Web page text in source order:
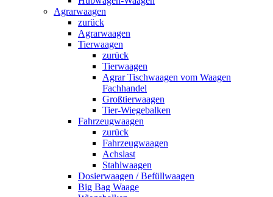
Agrarwaagen
zurück
Agrarwaagen
Tierwaagen
zurück
Tierwaagen
Agrar Tischwaagen vom Waagen
Fachhandel
Großtierwaagen
Tier-Wiegebalken
Fahrzeugwaagen
zurück
Fahrzeugwaagen
Achslast
Stahlwaagen
Dosierwaagen / Befüllwaagen
Big Bag Waage